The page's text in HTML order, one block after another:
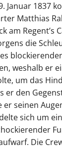
Januar 1837
Matthias
am Regent’s
die
weshalb er
um das
er den
er seinen
sich um
Die